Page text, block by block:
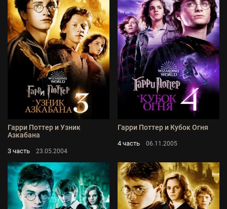
Гарри Поттер и Узник
Азкабана
3 часть 23.05.2004
Гарри Поттер и Кубок Огня
4 часть 06.11.2005